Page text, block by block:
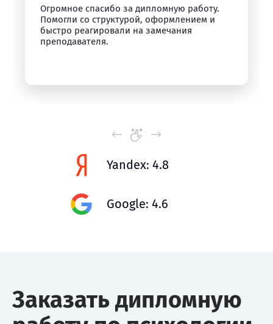
Огромное спасибо за дипломную работу.
Помогли со структурой, оформлением и
быстро реагировали на замечания
преподавателя.
Yandex: 4.8
Google: 4.6
Заказать дипломную